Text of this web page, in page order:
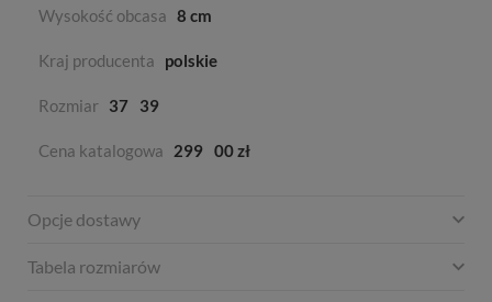
Wysokość obcasa 8 cm
Kraj producenta polskie
Rozmiar 37 39
Cena katalogowa 299 00 zł
Opcje dostawy
Tabela rozmiarów